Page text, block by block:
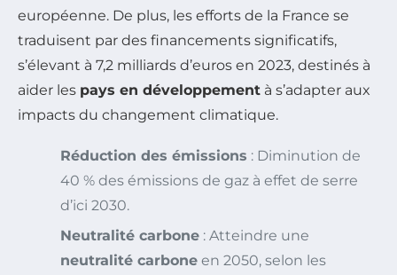
européenne. De plus, les efforts de la France se
traduisent par des financements significatifs,
s’élevant à 7,2 milliards d’euros en 2023, destinés à
aider les pays en développement à s’adapter aux
impacts du changement climatique.
Réduction des émissions : Diminution de
40 % des émissions de gaz à effet de serre
d’ici 2030.
Neutralité carbone : Atteindre une
neutralité carbone en 2050, selon les